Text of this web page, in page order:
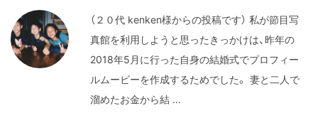
（２０代 kenken様からの投稿です） 私が節目写
真館を利用しようと思ったきっかけは、昨年の
2018年5月に行った自身の結婚式でプロフィー
ルムービーを作成するためでした。 妻と二人で
溜めたお金から結 …